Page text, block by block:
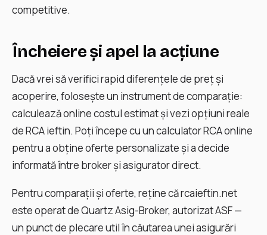
competitive.
Încheiere și apel la acțiune
Dacă vrei să verifici rapid diferențele de preț și
acoperire, folosește un instrument de comparație:
calculează online costul estimat și vezi opțiuni reale
de RCA ieftin. Poți începe cu un calculator RCA online
pentru a obține oferte personalizate și a decide
informată între broker și asigurator direct.
Pentru comparații și oferte, reține că rcaieftin.net
este operat de Quartz Asig-Broker, autorizat ASF —
un punct de plecare util în căutarea unei asigurări